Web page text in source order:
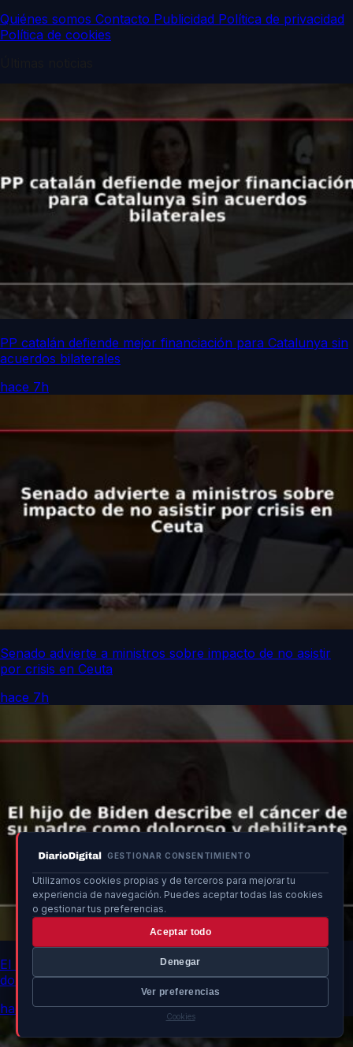
GESTIONAR CONSENTIMIENTO
Utilizamos cookies propias y de terceros para mejorar tu
experiencia de navegación. Puedes aceptar todas las cookies
o gestionar tus preferencias.
Aceptar todo
Denegar
Ver preferencias
Cookies
Quiénes somos Contacto Publicidad Política de privacidad
Política de cookies
PP catalán defiende mejor financiación para Catalunya sin
acuerdos bilaterales
hace 7h
Senado advierte a ministros sobre impacto de no asistir
por crisis en Ceuta
hace 7h
El hijo de Biden describe el cáncer de su padre como
doloroso y debilitante
hace 7h